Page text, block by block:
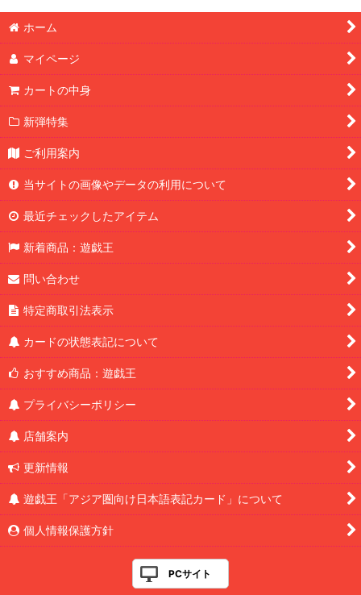
ホーム
マイページ
カートの中身
新弾特集
ご利用案内
当サイトの画像やデータの利用について
最近チェックしたアイテム
新着商品：遊戯王
問い合わせ
特定商取引法表示
カードの状態表記について
おすすめ商品：遊戯王
プライバシーポリシー
店舗案内
更新情報
遊戯王「アジア圏向け日本語表記カード」について
個人情報保護方針
PCサイト